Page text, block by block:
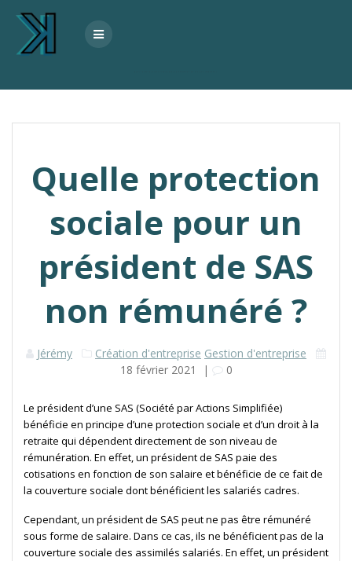
Quelle protection
sociale pour un
président de SAS
non rémunéré ?
Jérémy Création d'entreprise Gestion d'entreprise
18 février 2021
| 0
Le président d’une SAS (Société par Actions Simplifiée)
bénéficie en principe d’une protection sociale et d’un droit à la
retraite qui dépendent directement de son niveau de
rémunération. En effet, un président de SAS paie des
cotisations en fonction de son salaire et bénéficie de ce fait de
la couverture sociale dont bénéficient les salariés cadres.
Cependant, un président de SAS peut ne pas être rémunéré
sous forme de salaire. Dans ce cas, ils ne bénéficient pas de la
couverture sociale des assimilés salariés. En effet, un président